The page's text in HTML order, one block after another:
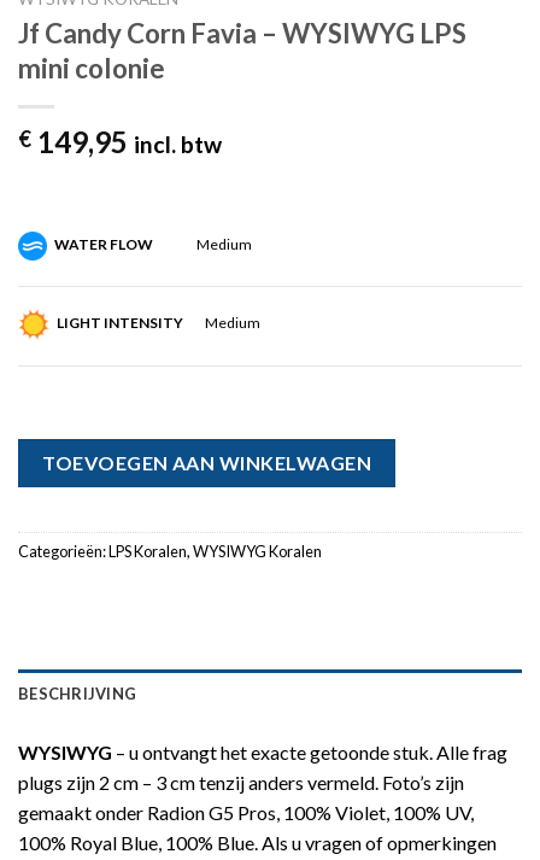
Jf Candy Corn Favia – WYSIWYG LPS
mini colonie
€ 149,95 incl. btw
WATER FLOW Medium
LIGHT INTENSITY Medium
TOEVOEGEN AAN WINKELWAGEN
Categorieën:LPS Koralen,WYSIWYG Koralen
BESCHRIJVING
WYSIWYG – u ontvangt het exacte getoonde stuk. Alle frag
plugs zijn 2 cm – 3 cm tenzij anders vermeld. Foto’s zijn
gemaakt onder Radion G5 Pros, 100% Violet, 100% UV,
100% Royal Blue, 100% Blue. Als u vragen of opmerkingen